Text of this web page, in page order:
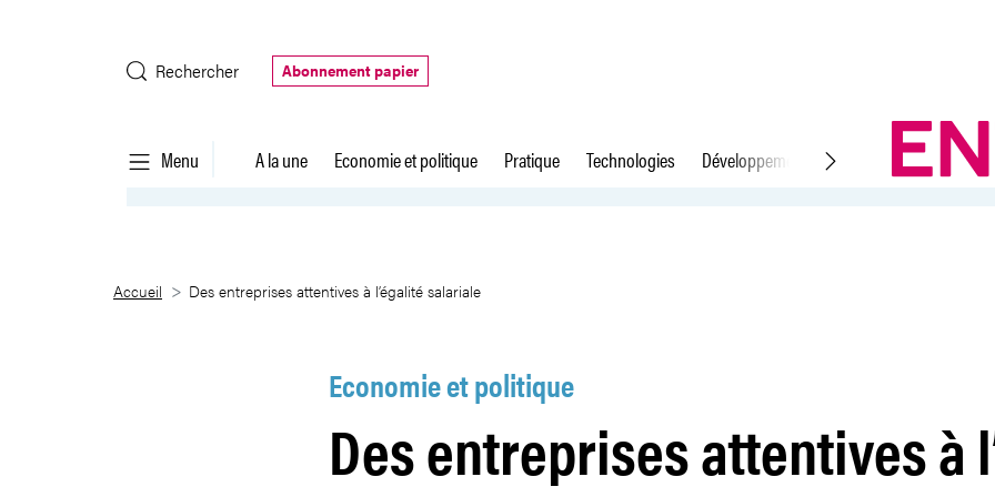
Rechercher
Abonnement papier
Menu A la une Economie et politique Pratique Technologies Développement durable Droit du travail
Des entreprises attentives à l’égalité salariale
Accueil Des entreprises attentives à l’égalité salariale
Economie et politique
Des entreprises attentives à